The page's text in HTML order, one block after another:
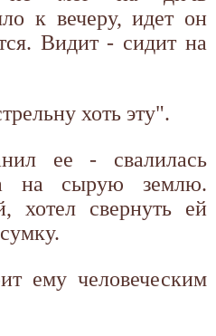
к вечеру, идет он
Видит - сидит на
хоть эту".
ее - свалилась
на сырую землю.
хотел свернуть ей
ему человеческим